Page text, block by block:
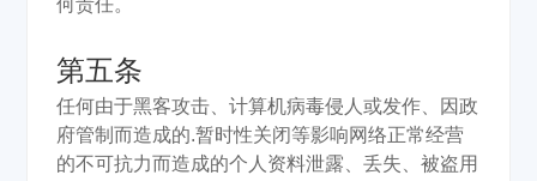
何责任。
第五条
任何由于黑客攻击、计算机病毒侵人或发作、因政
府管制而造成的.暂时性关闭等影响网络正常经营
的不可抗力而造成的个人资料泄露、丢失、被盗用